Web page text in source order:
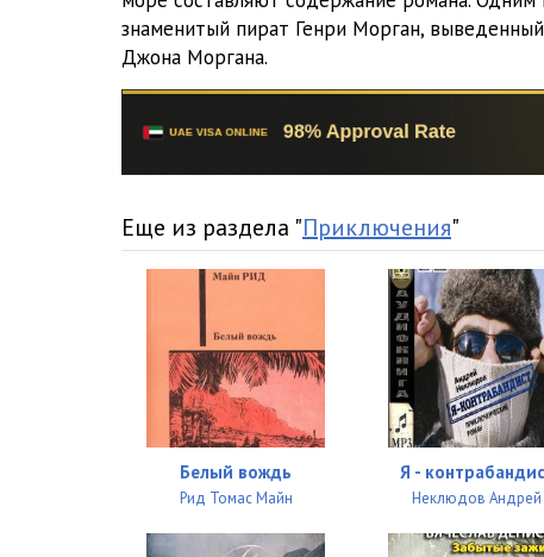
12
13
21
23
знаменитый пират Генри Морган,
Джона Моргана.
Еще из раздела "Приключения"
Белый вождь
Рид Томас Майн
Я -
Неклюдов Андрей